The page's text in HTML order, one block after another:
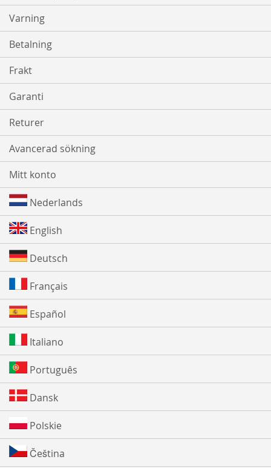
Varning
Betalning
Frakt
Garanti
Returer
Avancerad sökning
Mitt konto
Nederlands
English
Deutsch
Français
Español
Italiano
Português
Dansk
Polskie
Čeština